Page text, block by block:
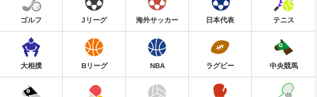
ゴルフ Jリーグ 海外サッカー 日本代表 テニス
大相撲 Bリーグ NBA ラグビー 中央競馬